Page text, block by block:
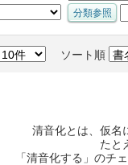
ソート順
清音化とは、仮名
たと
「清音化する」のチ